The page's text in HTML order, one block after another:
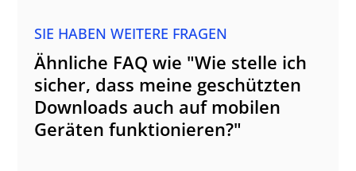
SIE HABEN WEITERE FRAGEN
Ähnliche FAQ wie "Wie stelle ich
sicher, dass meine geschützten
Downloads auch auf mobilen
Geräten funktionieren?"